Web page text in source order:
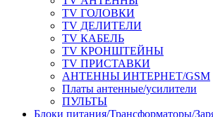
TV ГОЛОВКИ
TV ДЕЛИТЕЛИ
TV КАБЕЛЬ
TV КРОНШТЕЙНЫ
TV ПРИСТАВКИ
АНТЕННЫ ИНТЕРНЕТ/GSM
Платы антенные/усилители
ПУЛЬТЫ
Блоки питания/Трансформаторы/